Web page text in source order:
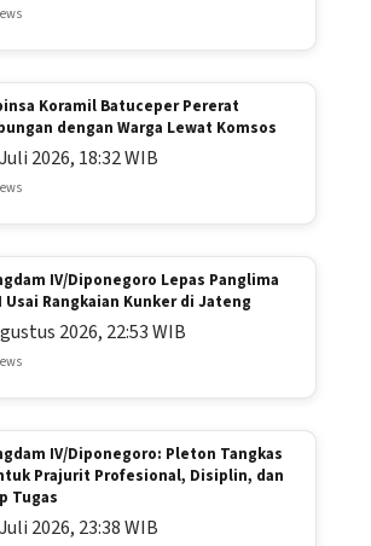
Koramil Batuceper Pererat
dengan Warga Lewat Komsos
2026, 18:32 WIB
IV/Diponegoro Lepas Panglima
Usai Rangkaian Kunker di Jateng
2026, 22:53 WIB
IV/Diponegoro: Pleton Tangkas
Prajurit Profesional, Disiplin, dan
Tugas
2026, 23:38 WIB